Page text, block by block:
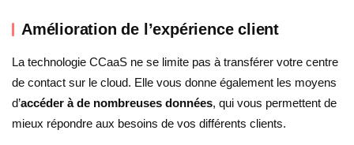
Amélioration de l’expérience client
La technologie CCaaS ne se limite pas à transférer votre centre
de contact sur le cloud. Elle vous donne également les moyens
d’accéder à de nombreuses données, qui vous permettent de
mieux répondre aux besoins de vos différents clients.